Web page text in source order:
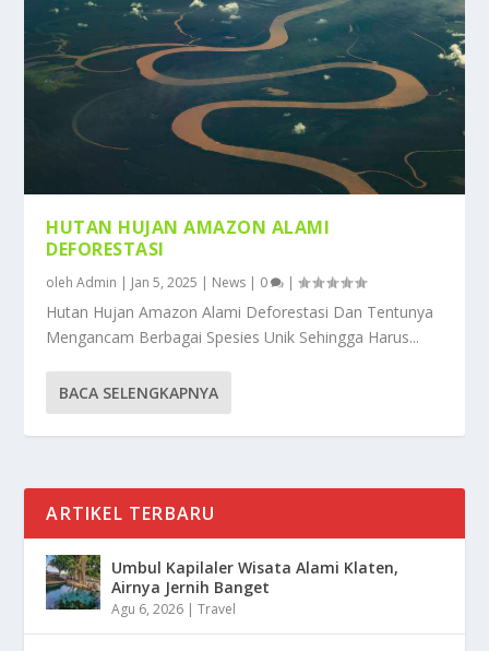
HUTAN HUJAN AMAZON ALAMI
DEFORESTASI
olehAdmin | Jan 5, 2025 | News | 0 |
Hutan Hujan Amazon Alami Deforestasi Dan Tentunya
Mengancam Berbagai Spesies Unik Sehingga Harus...
BACA SELENGKAPNYA
ARTIKEL TERBARU
Umbul Kapilaler Wisata Alami Klaten,
Airnya Jernih Banget
Agu 6, 2026 |Travel